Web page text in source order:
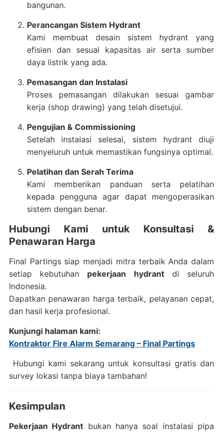
bangunan.
Perancangan Sistem Hydrant
Kami membuat desain sistem hydrant yang
efisien dan sesuai kapasitas air serta sumber
daya listrik yang ada.
Pemasangan dan Instalasi
Proses pemasangan dilakukan sesuai gambar
kerja (shop drawing) yang telah disetujui.
Pengujian & Commissioning
Setelah instalasi selesai, sistem hydrant diuji
menyeluruh untuk memastikan fungsinya optimal.
Pelatihan dan Serah Terima
Kami memberikan panduan serta pelatihan
kepada pengguna agar dapat mengoperasikan
sistem dengan benar.
Hubungi Kami untuk Konsultasi &
Penawaran Harga
Final Partings siap menjadi mitra terbaik Anda dalam
setiap kebutuhan pekerjaan hydrantdi seluruh
Indonesia.
Dapatkan penawaran harga terbaik, pelayanan cepat,
dan hasil kerja profesional.
Kunjungi halaman kami:
Kontraktor Fire Alarm Semarang – Final Partings
Hubungi kami sekarang untuk konsultasi gratis dan
survey lokasi tanpa biaya tambahan!
Kesimpulan
Pekerjaan Hydrant bukan hanya soal instalasi pipa